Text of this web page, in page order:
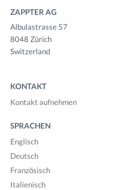
ZAPPTER AG
Albulastrasse 57
8048 Zürich
Switzerland
KONTAKT
Kontakt aufnehmen
SPRACHEN
Englisch
Deutsch
Französisch
Italienisch